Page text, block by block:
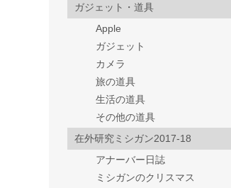
ガジェット・道具
Apple
ガジェット
カメラ
旅の道具
生活の道具
その他の道具
在外研究ミシガン2017-18
アナーバー日誌
ミシガンのクリスマス